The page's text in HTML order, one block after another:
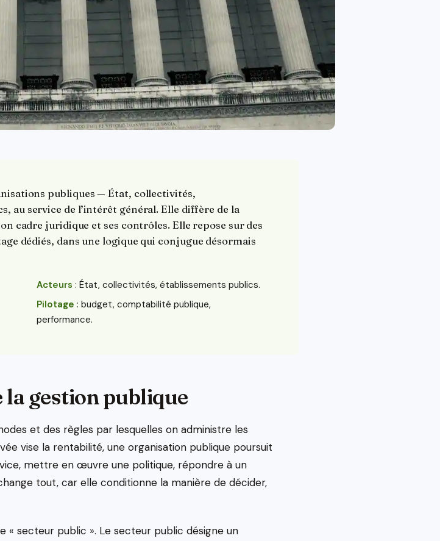
publiques — État, collectivités,
au service de l’intérêt général. Elle diffère de la
cadre juridique et ses contrôles. Elle repose sur des
dédiés, dans une logique qui conjugue désormais
Acteurs : État, collectivités, établissements publics.
Pilotage : budget, comptabilité publique,
performance.
la gestion publique
et des règles par lesquelles on administre les
vise la rentabilité, une organisation publique poursuit
mettre en œuvre une politique, répondre à un
tout, car elle conditionne la manière de décider,
« secteur public ». Le secteur public désigne un